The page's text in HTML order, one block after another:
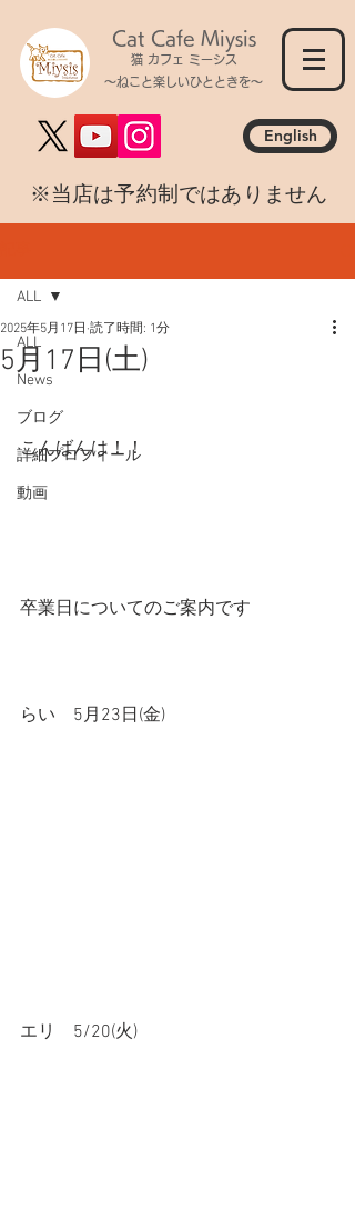
Cat Cafe Miysis
猫 カフェ ミーシス
～ねこと楽しいひとときを～
English
​※当店は予約制ではありません
ALL
News
ブログ
詳細プロフィール
動画
ALL
5月17日(土)
2025年5月17日 読了時間: 1分
こんばんは！！
卒業日についてのご案内です
らい　5月23日(金)
エリ　5/20(火)